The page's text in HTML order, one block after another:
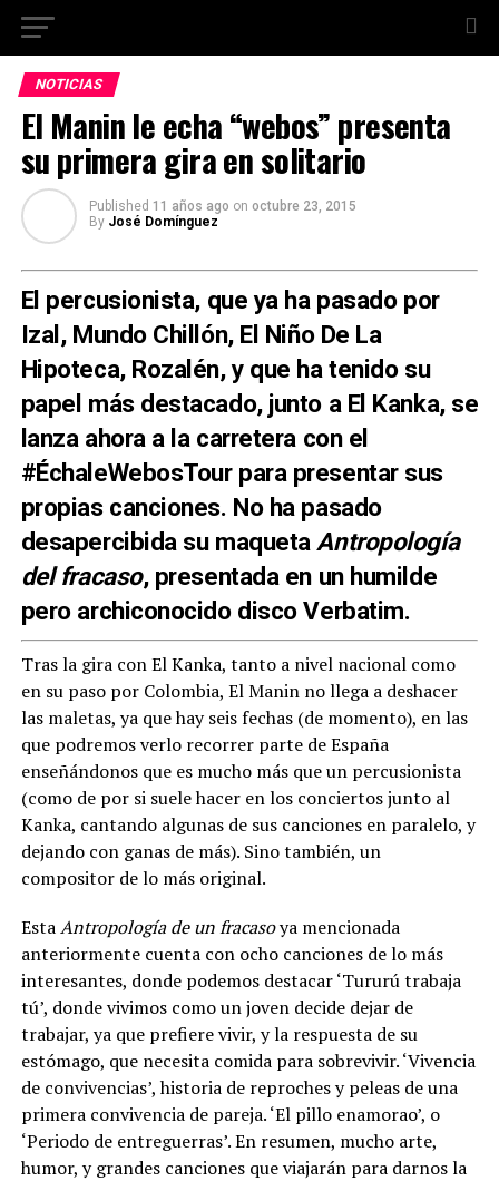
NOTICIAS
El Manin le echa “webos” presenta
su primera gira en solitario
Published 11 años ago on octubre 23, 2015
By José Domínguez
El percusionista, que ya ha pasado por
Izal, Mundo Chillón, El Niño De La
Hipoteca, Rozalén, y que ha tenido su
papel más destacado, junto a El Kanka, se
lanza ahora a la carretera con el
#ÉchaleWebosTourpara presentar sus
propias canciones. No ha pasado
desapercibida su maqueta Antropología
del fracaso, presentada en un humilde
pero archiconocido disco Verbatim.
Tras la gira con El Kanka, tanto a nivel nacional como
en su paso por Colombia, El Manin no llega a deshacer
las maletas, ya que hay seis fechas (de momento), en las
que podremos verlo recorrer parte de España
enseñándonos que es mucho más que un percusionista
(como de por si suele hacer en los conciertos junto al
Kanka, cantando algunas de sus canciones en paralelo, y
dejando con ganas de más). Sino también, un
compositor de lo más original.
EstaAntropología de un fracasoya mencionada
anteriormente cuenta con ocho canciones de lo más
interesantes, donde podemos destacar ‘Tururú trabaja
tú’, donde vivimos como un joven decide dejar de
trabajar, ya que prefiere vivir, y la respuesta de su
estómago, que necesita comida para sobrevivir. ‘Vivencia
de convivencias’, historia de reproches y peleas de una
primera convivencia de pareja. ‘El pillo enamorao’, o
‘Periodo de entreguerras’. En resumen, mucho arte,
humor, y grandes canciones que viajarán para darnos la